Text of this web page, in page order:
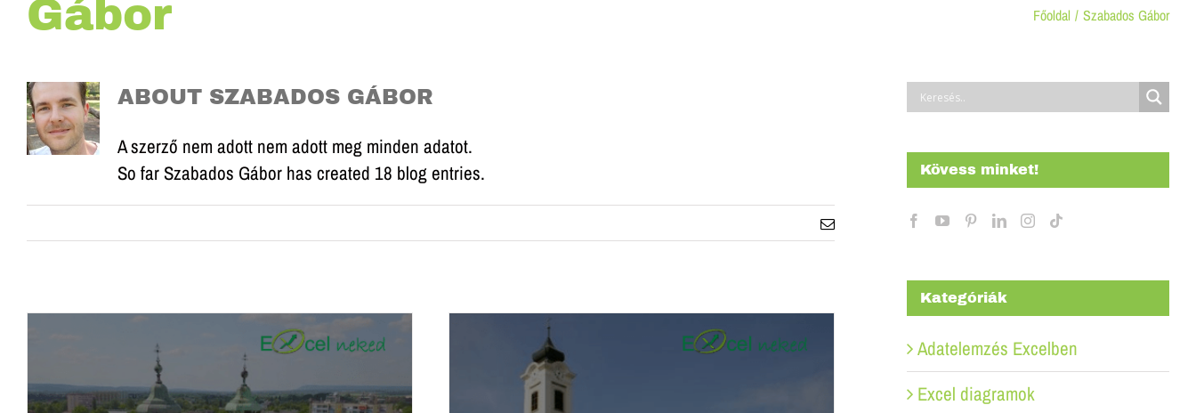
Gábor Főoldal Szabados Gábor
ABOUT SZABADOS GÁBOR
A szerző nem adott nem adott meg minden adatot.
So far Szabados Gábor has created 18 blog entries.
Email:
Kövess minket!
Kategóriák
Adatelemzés Excelben
Excel diagramok